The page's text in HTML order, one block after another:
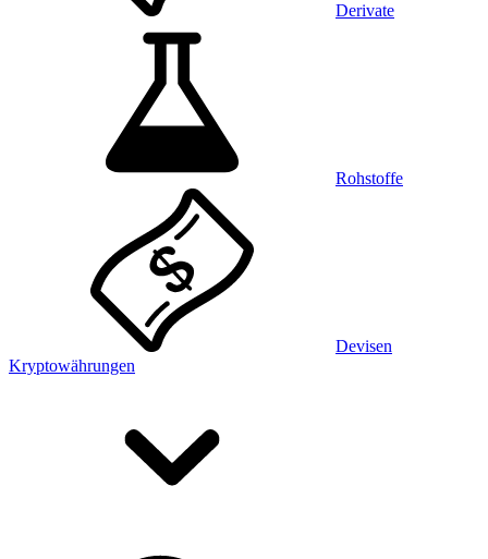
Derivate
Rohstoffe
Devisen
Kryptowährungen